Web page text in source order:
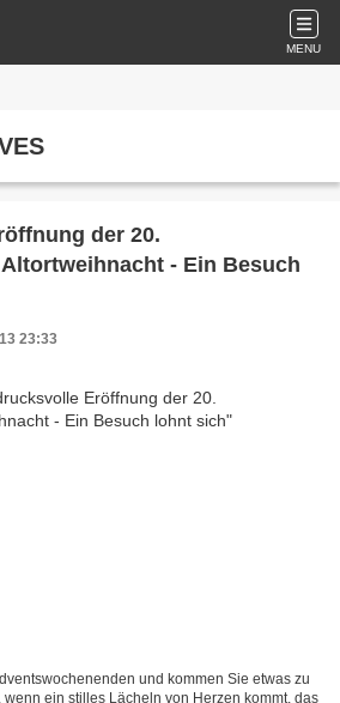
MENU
der 20.
- Ein Besuch
23:33
und kommen Sie etwas zu
ein stilles Lächeln von Herzen kommt, das